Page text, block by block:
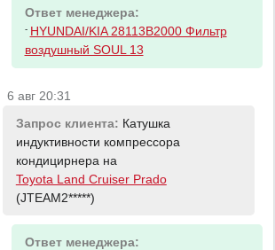
Ответ менеджера:
- HYUNDAI/KIA 28113B2000 Фильтр
воздушный SOUL 13
6 авг 20:31
Запрос клиента: Катушка
индуктивности компрессора
кондицирнера на
Toyota Land Cruiser Prado
(JTEAM2*****)
Ответ менеджера: